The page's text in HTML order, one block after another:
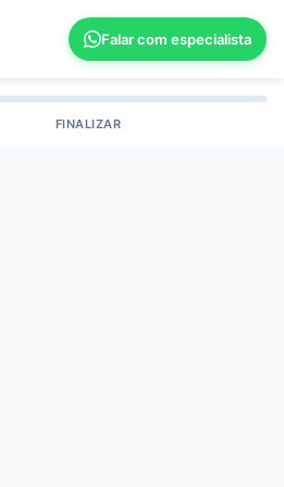
Falar com especialista
FINALIZAR